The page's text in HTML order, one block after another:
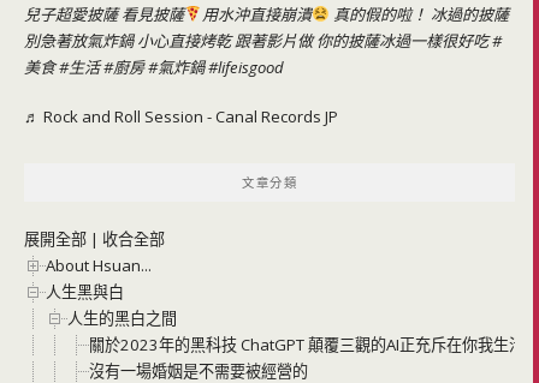
兒子超愛披薩 看見披薩
用水沖直接崩潰
真的假的啦！ 冰過的披薩
別急著放氣炸鍋 小心直接烤乾 跟著影片做 你的披薩冰過一樣很好吃#
美食#生活#廚房#氣炸鍋#lifeisgood
♬ Rock and Roll Session - Canal Records JP
文章分類
展開全部 | 收合全部
About Hsuan...
人生黑與白
人生的黑白之間
關於2023年的黑科技 ChatGPT 顛覆三觀的AI正充斥在你我生活
沒有一場婚姻是不需要被經營的